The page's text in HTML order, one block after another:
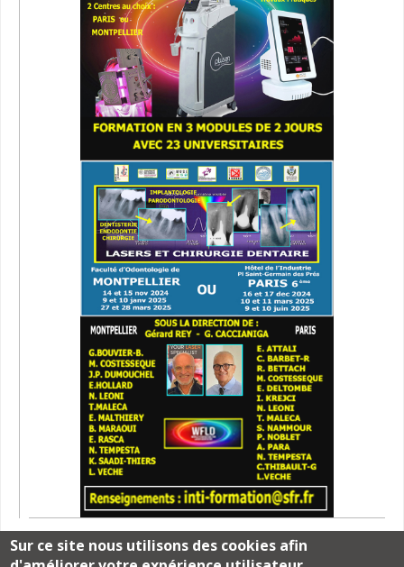
Sur ce site nous utilisons des cookies afin